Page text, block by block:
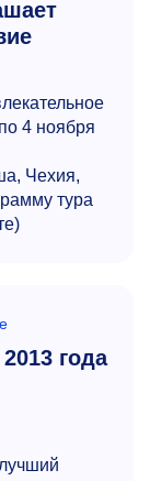
4 ноября
Чехия,
тура
года